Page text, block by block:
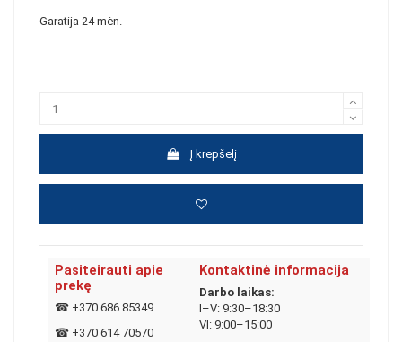
Garatija 24 mėn.
Į krepšelį
Pasiteirauti apie
prekę
☎ +370 686 85349
☎ +370 614 70570
Kontaktinė informacija
Darbo laikas:
I–V: 9:30–18:30
VI: 9:00–15:00